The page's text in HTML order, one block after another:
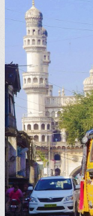
Richard-
Francis-
Burton-
Biografie
Der
Weltensammler
von
Ilija
Trojanow
(2006)